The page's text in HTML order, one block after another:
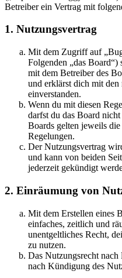
Betreiber ein Vertrag mit
1. Nutzungsvertrag
Mit dem Zugriff auf
Folgenden „das
mit dem Betreiber des
und erklärst dich mit den
einverstanden.
Wenn du mit diesen
darfst du das Board
Boards gelten jeweils
Regelungen.
Der Nutzungsvertrag
und kann von beiden
jederzeit gekündigt
2. Einräumung von
Mit dem Erstellen eines
einfaches, zeitlich und
unentgeltliches Recht,
zu nutzen.
Das Nutzungsrecht
nach Kündigung des